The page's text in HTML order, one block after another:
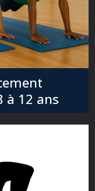
à 12 ans